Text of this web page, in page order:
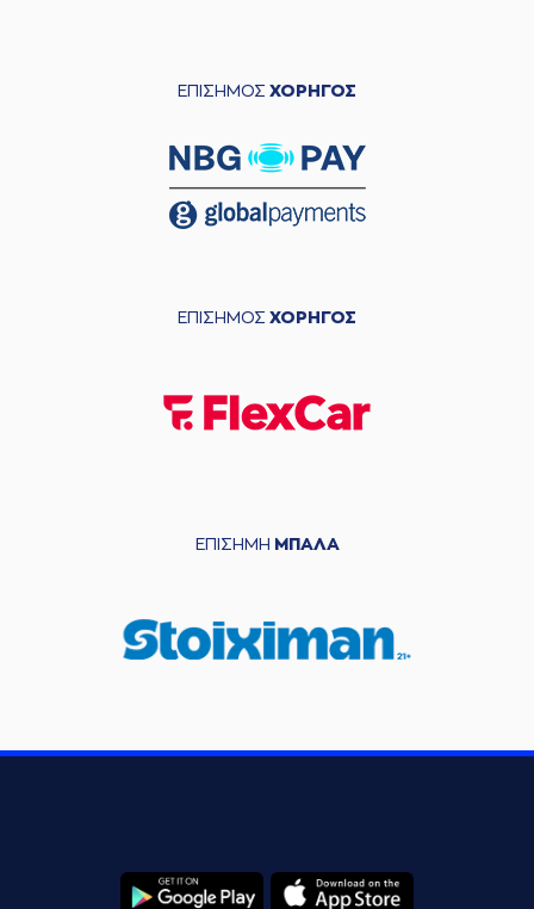
ΕΠΙΣΗΜΟΣ ΧΟΡΗΓΟΣ
ΕΠΙΣΗΜΟΣ ΧΟΡΗΓΟΣ
ΕΠΙΣΗΜΗ ΜΠΑΛΑ